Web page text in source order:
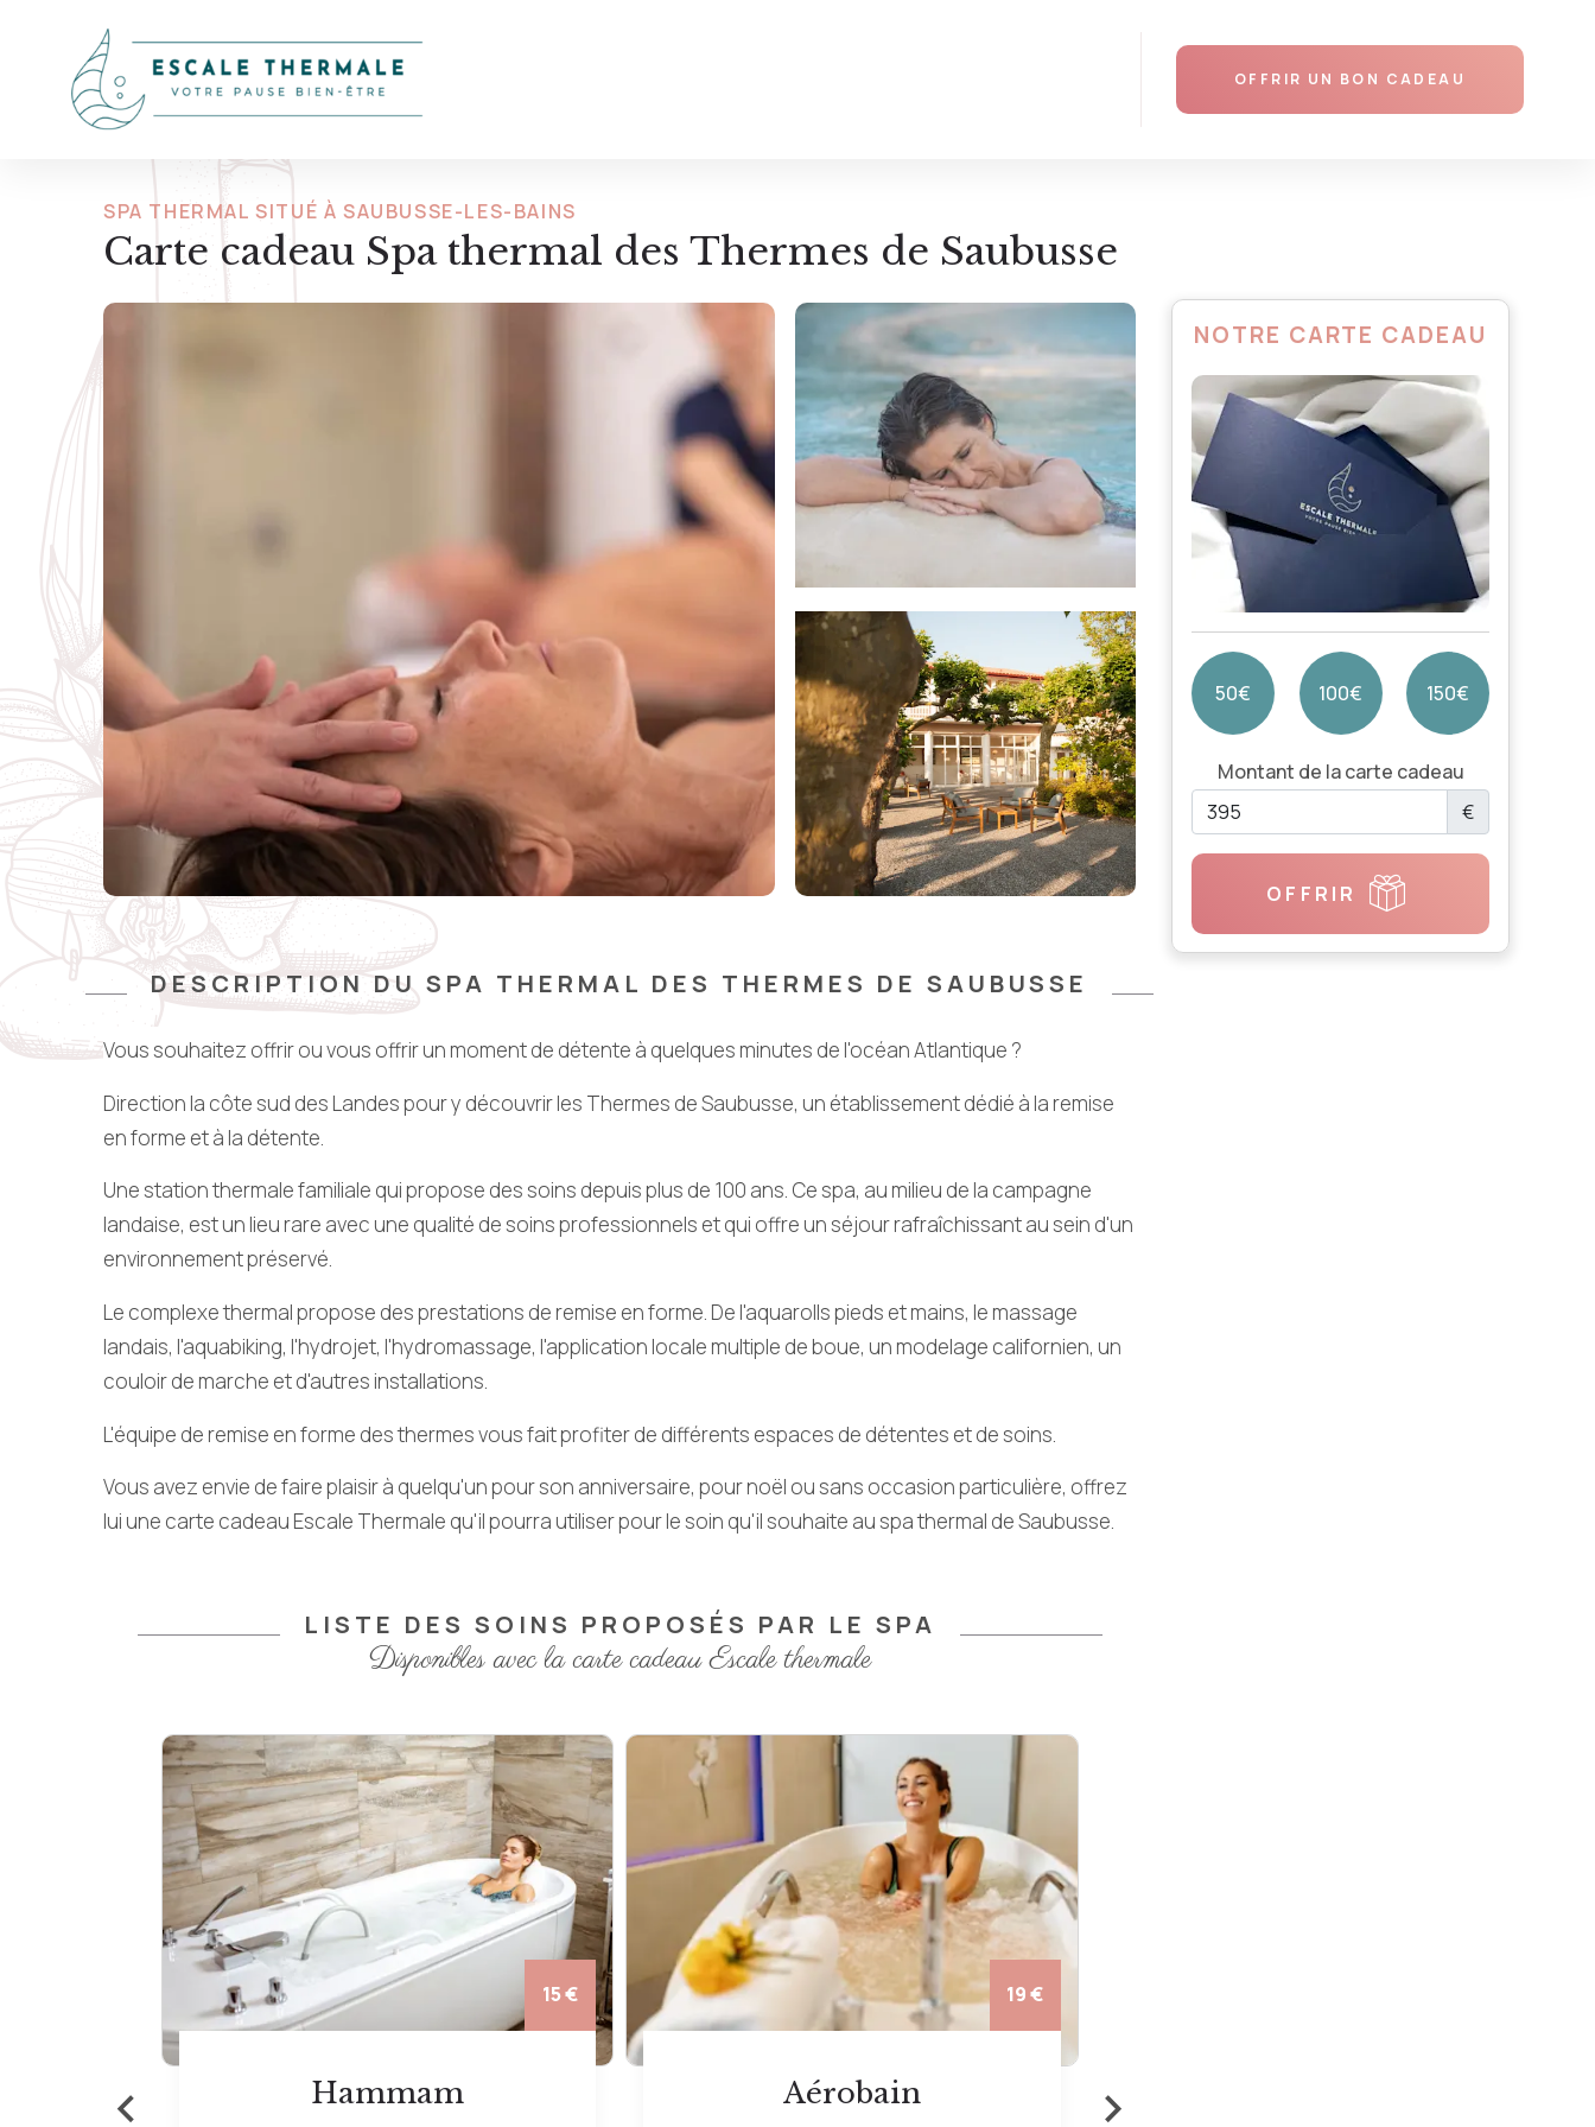
AJOUTER AU PANIER
OFFRIR UN BON CADEAU
SPA THERMAL SITUÉ À SAUBUSSE-LES-BAINS
Carte cadeau Spa thermal des Thermes de Saubusse
DESCRIPTION DU SPA THERMAL DES THERMES DE SAUBUSSE
Vous souhaitez offrir ou vous offrir un moment de détente à quelques minutes de l'océan Atlantique ?
Direction la côte sud des Landes pour y découvrir les Thermes de Saubusse, un établissement dédié à la remise
en forme et à la détente.
Une station thermale familiale qui propose des soins depuis plus de 100 ans. Ce spa, au milieu de la campagne
landaise, est un lieu rare avec une qualité de soins professionnels et qui offre un séjour rafraîchissant au sein d'un
environnement préservé.
Le complexe thermal propose des prestations de remise en forme. De l'aquarolls pieds et mains, le massage
landais, l'aquabiking, l'hydrojet, l'hydromassage, l'application locale multiple de boue, un modelage californien, un
couloir de marche et d'autres installations.
L'équipe de remise en forme des thermes vous fait profiter de différents espaces de détentes et de soins.
Vous avez envie de faire plaisir à quelqu'un pour son anniversaire, pour noël ou sans occasion particulière, offrez
lui une carte cadeau Escale Thermale qu'il pourra utiliser pour le soin qu'il souhaite au spa thermal de Saubusse.
LISTE DES SOINS PROPOSÉS PAR LE SPA
Disponibles avec la carte cadeau Escale thermale
19 €
Aérobain
19 €
Aquabiking
‹ ›
NOTRE CARTE CADEAU
50€ 100€ 150€
Montant de la carte cadeau
€
OFFRIR